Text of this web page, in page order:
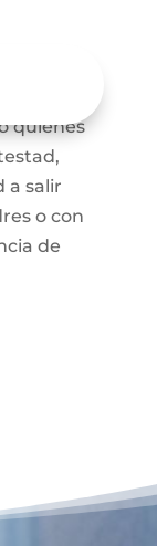
los
quienes
a salir
o con
de